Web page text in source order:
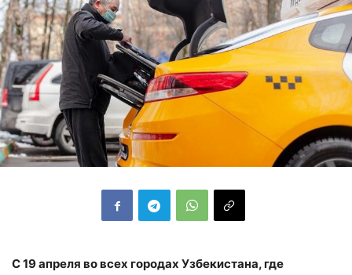
С 19 апреля во всех городах Узбекистана, где